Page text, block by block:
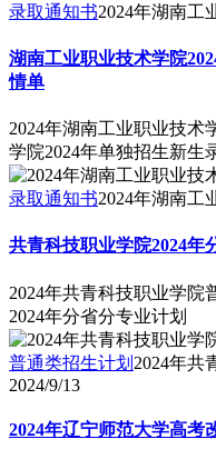
录取通知书2024年湖南工
湖南工业职业技术学院
情单
2024年湖南工业职业技术
学院2024年单独招生新生
录取通知书2024年湖南工
共青科技职业学院2024年
2024年共青科技职业学院
2024年分省分专业计划
普通类招生计划 2024年共
2024/9/13
2024年辽宁师范大学高考